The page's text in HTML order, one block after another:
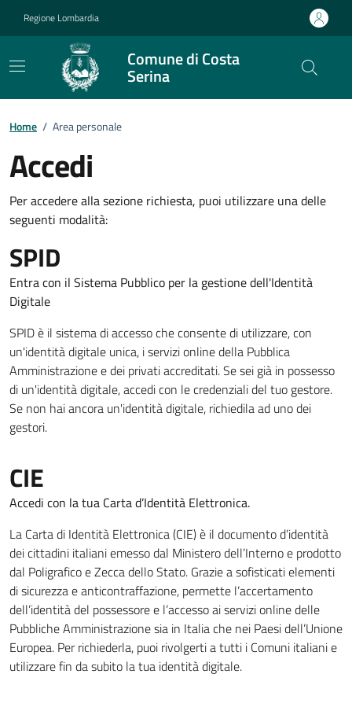
Regione Lombardia
Comune di Costa
Serina
Home / Area personale
Accedi
Per accedere alla sezione richiesta, puoi utilizzare una delle
seguenti modalità:
SPID
Entra con il Sistema Pubblico per la gestione dell'Identità
Digitale
SPID è il sistema di accesso che consente di utilizzare, con
un'identità digitale unica, i servizi online della Pubblica
Amministrazione e dei privati accreditati. Se sei già in possesso
di un'identità digitale, accedi con le credenziali del tuo gestore.
Se non hai ancora un'identità digitale, richiedila ad uno dei
gestori.
CIE
Accedi con la tua Carta d’Identità Elettronica.
La Carta di Identità Elettronica (CIE) è il documento d’identità
dei cittadini italiani emesso dal Ministero dell’Interno e prodotto
dal Poligrafico e Zecca dello Stato. Grazie a sofisticati elementi
di sicurezza e anticontraffazione, permette l’accertamento
dell’identità del possessore e l’accesso ai servizi online delle
Pubbliche Amministrazione sia in Italia che nei Paesi dell’Unione
Europea. Per richiederla, puoi rivolgerti a tutti i Comuni italiani e
utilizzare fin da subito la tua identità digitale.